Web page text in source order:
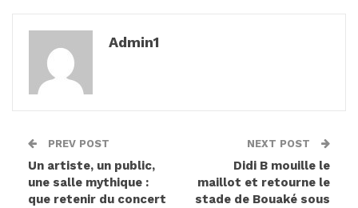
Admin1
PREV POST
Un artiste, un public,
une salle mythique :
que retenir du concert
NEXT POST
Didi B mouille le
maillot et retourne le
stade de Bouaké sous